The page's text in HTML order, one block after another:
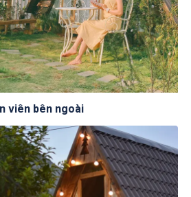
viên bên ngoài